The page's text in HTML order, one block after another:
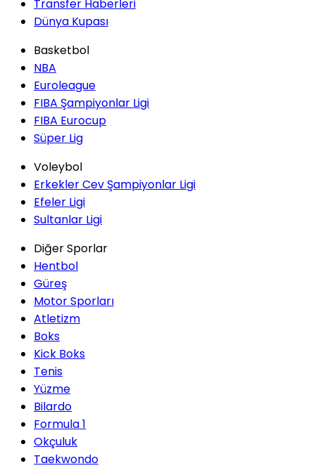
Transfer Haberleri
Dünya Kupası
Basketbol
NBA
Euroleague
FIBA Şampiyonlar Ligi
FIBA Eurocup
Süper Lig
Voleybol
Erkekler Cev Şampiyonlar Ligi
Efeler Ligi
Sultanlar Ligi
Diğer Sporlar
Hentbol
Güreş
Motor Sporları
Atletizm
Boks
Kick Boks
Tenis
Yüzme
Bilardo
Formula 1
Okçuluk
Taekwondo